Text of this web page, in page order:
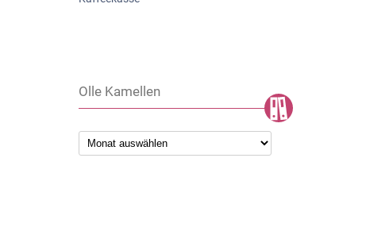
Olle Kamellen